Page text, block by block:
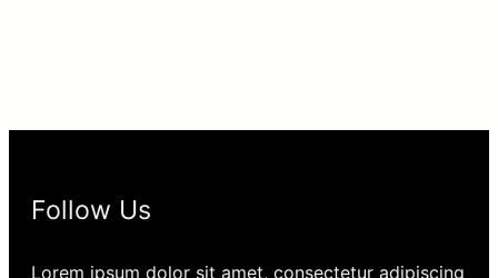
Follow Us
Lorem ipsum dolor sit amet, consectetur adipiscing